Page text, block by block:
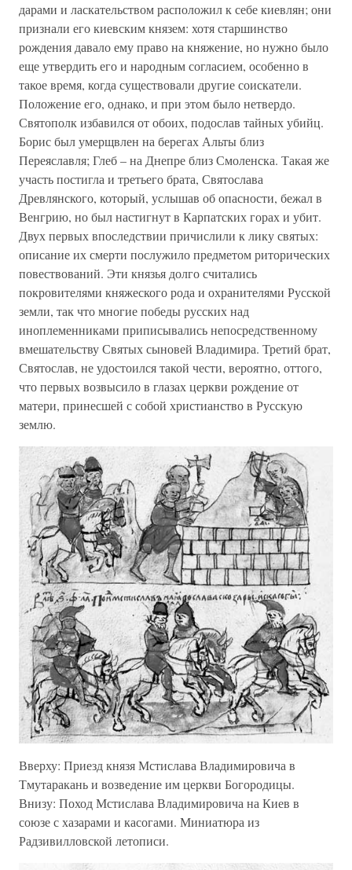
дарами и ласкательством расположил к себе киевлян; они
признали его киевским князем: хотя старшинство
рождения давало ему право на княжение, но нужно было
еще утвердить его и народным согласием, особенно в
такое время, когда существовали другие соискатели.
Положение его, однако, и при этом было нетвердо.
Святополк избавился от обоих, подослав тайных убийц.
Борис был умерщвлен на берегах Альты близ
Переяславля; Глеб – на Днепре близ Смоленска. Такая же
участь постигла и третьего брата, Святослава
Древлянского, который, услышав об опасности, бежал в
Венгрию, но был настигнут в Карпатских горах и убит.
Двух первых впоследствии причислили к лику святых:
описание их смерти послужило предметом риторических
повествований. Эти князья долго считались
покровителями княжеского рода и охранителями Русской
земли, так что многие победы русских над
иноплеменниками приписывались непосредственному
вмешательству Святых сыновей Владимира. Третий брат,
Святослав, не удостоился такой чести, вероятно, оттого,
что первых возвысило в глазах церкви рождение от
матери, принесшей с собой христианство в Русскую
землю.
Вверху: Приезд князя Мстислава Владимировича в
Тмутаракань и возведение им церкви Богородицы.
Внизу: Поход Мстислава Владимировича на Киев в
союзе с хазарами и касогами. Миниатюра из
Радзивилловской летописи.